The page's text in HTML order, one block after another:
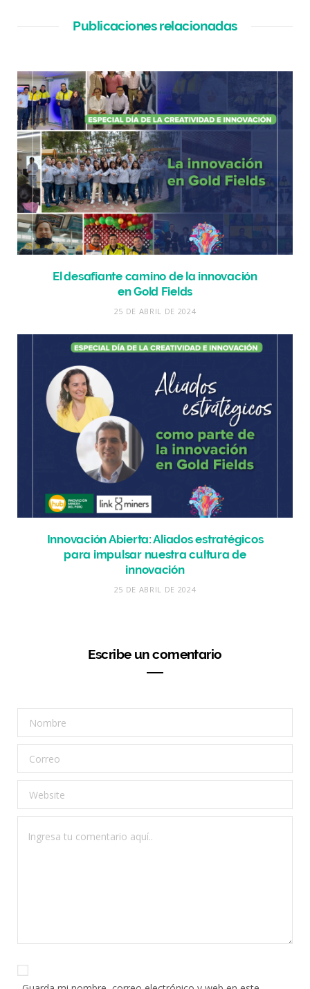
Publicaciones relacionadas
El desafiante camino de la innovación
en Gold Fields
25 DE ABRIL DE 2024
Innovación Abierta: Aliados estratégicos
para impulsar nuestra cultura de
innovación
25 DE ABRIL DE 2024
Escribe un comentario